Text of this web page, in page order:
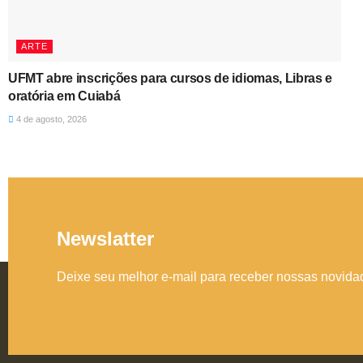
ARTE
UFMT abre inscrições para cursos de idiomas, Libras e
oratória em Cuiabá
4 de agosto, 2026
Newslatter
Deixe seu melhor e-mail para receber nossas